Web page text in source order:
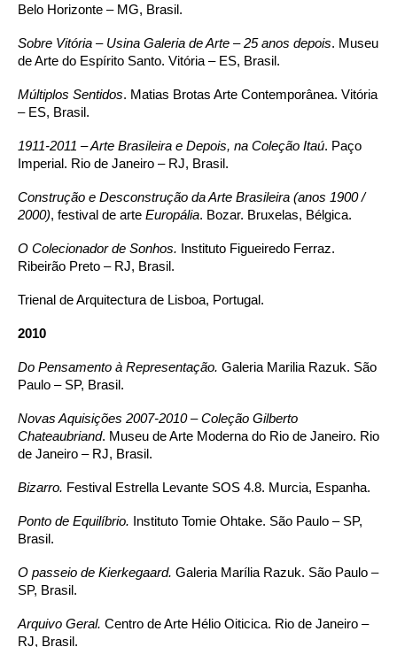
Belo Horizonte – MG, Brasil.
Sobre Vitória – Usina Galeria de Arte – 25 anos depois. Museu
de Arte do Espírito Santo. Vitória – ES, Brasil.
Múltiplos Sentidos. Matias Brotas Arte Contemporânea. Vitória
– ES, Brasil.
1911-2011 – Arte Brasileira e Depois, na Coleção Itaú. Paço
Imperial. Rio de Janeiro – RJ, Brasil.
Construção e Desconstrução da Arte Brasileira (anos 1900 /
2000), festival de arte Europália. Bozar. Bruxelas, Bélgica.
O Colecionador de Sonhos. Instituto Figueiredo Ferraz.
Ribeirão Preto – RJ, Brasil.
Trienal de Arquitectura de Lisboa, Portugal.
2010
Do Pensamento à Representação. Galeria Marilia Razuk. São
Paulo – SP, Brasil.
Novas Aquisições 2007-2010 – Coleção Gilberto
Chateaubriand. Museu de Arte Moderna do Rio de Janeiro. Rio
de Janeiro – RJ, Brasil.
Bizarro. Festival Estrella Levante SOS 4.8. Murcia, Espanha.
Ponto de Equilíbrio. Instituto Tomie Ohtake. São Paulo – SP,
Brasil.
O passeio de Kierkegaard. Galeria Marília Razuk. São Paulo –
SP, Brasil.
Arquivo Geral. Centro de Arte Hélio Oiticica. Rio de Janeiro –
RJ, Brasil.